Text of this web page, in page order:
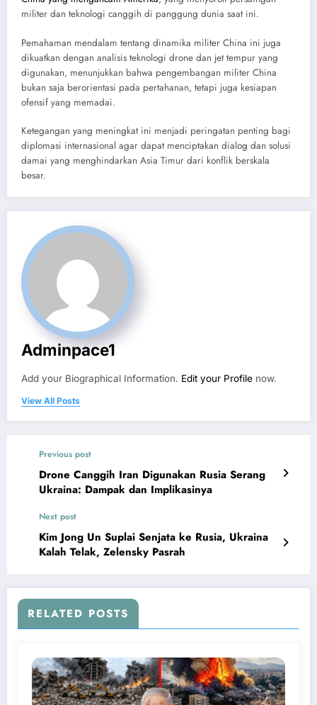
militer dan teknologi canggih di panggung dunia saat ini.
Pemahaman mendalam tentang dinamika militer China ini juga
dikuatkan dengan analisis teknologi drone dan jet tempur yang
digunakan, menunjukkan bahwa pengembangan militer China
bukan saja berorientasi pada pertahanan, tetapi juga kesiapan
ofensif yang memadai.
Ketegangan yang meningkat ini menjadi peringatan penting bagi
diplomasi internasional agar dapat menciptakan dialog dan solusi
damai yang menghindarkan Asia Timur dari konflik berskala
besar.
Adminpace1
Add your Biographical Information. Edit your Profile now.
View All Posts
Previous post
Drone Canggih Iran Digunakan Rusia Serang
Ukraina: Dampak dan Implikasinya
Next post
Kim Jong Un Suplai Senjata ke Rusia, Ukraina
Kalah Telak, Zelensky Pasrah
RELATED POSTS